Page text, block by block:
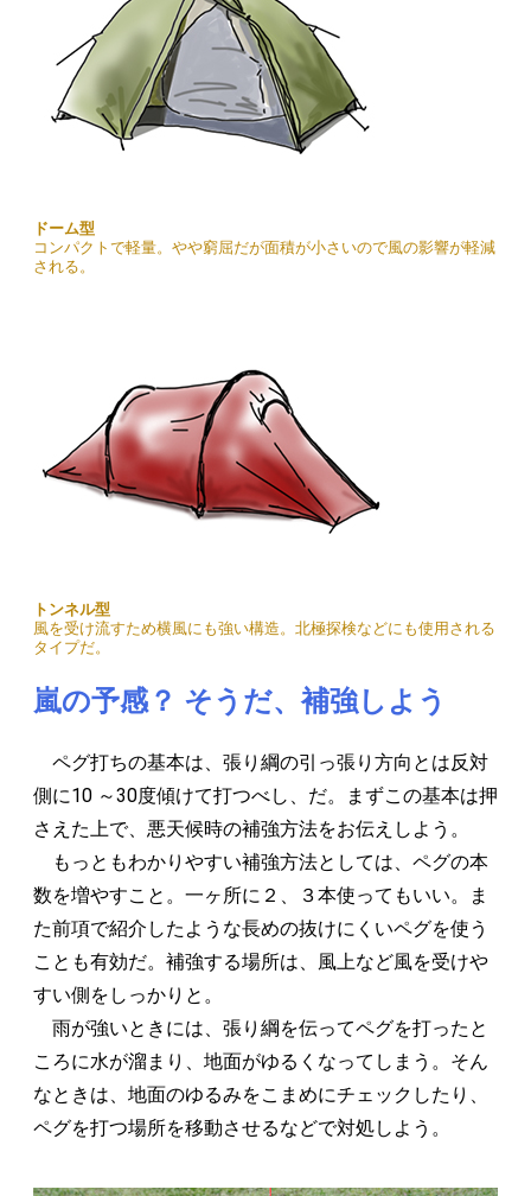
ドーム型
コンパクトで軽量。やや窮屈だが面積が小さいので風の影響が軽減
される。
トンネル型
風を受け流すため横風にも強い構造。北極探検などにも使用される
タイプだ。
嵐の予感？ そうだ、補強しよう
ペグ打ちの基本は、張り綱の引っ張り方向とは反対
側に10 ～30度傾けて打つべし、だ。まずこの基本は押
さえた上で、悪天候時の補強方法をお伝えしよう。
もっともわかりやすい補強方法としては、ペグの本
数を増やすこと。一ヶ所に２、３本使ってもいい。ま
た前項で紹介したような長めの抜けにくいペグを使う
ことも有効だ。補強する場所は、風上など風を受けや
すい側をしっかりと。
雨が強いときには、張り綱を伝ってペグを打ったと
ころに水が溜まり、地面がゆるくなってしまう。そん
なときは、地面のゆるみをこまめにチェックしたり、
ペグを打つ場所を移動させるなどで対処しよう。